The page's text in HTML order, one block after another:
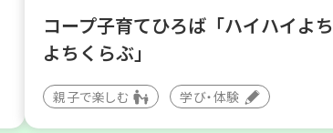
コープ子育てひろば「ハイハイよち
よちくらぶ」
親子で楽しむ 学び・体験